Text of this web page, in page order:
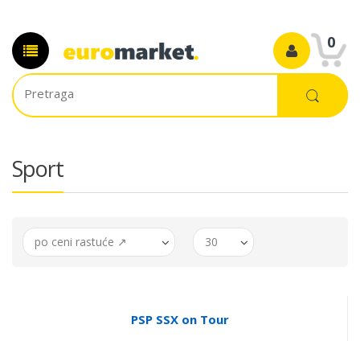
0
Sport
po ceni rastuće ↗ 30
PSP SSX on Tour